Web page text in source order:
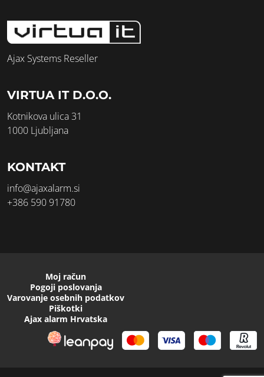
Ajax Systems Reseller
VIRTUA IT D.O.O.
Kotnikova ulica 31
1000 Ljubljana
KONTAKT
info@ajaxalarm.si
+386 590 91780
Moj račun
Pogoji poslovanja
Varovanje osebnih podatkov
Piškotki
Ajax alarm Hrvatska